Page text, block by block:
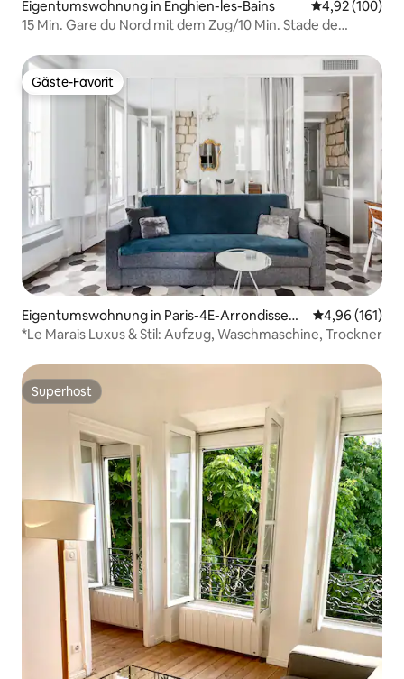
Eigentumswohnung in Enghien-les-Bains
4,92 (100)
15 Min. Gare du Nord mit dem Zug/10 Min. Stade de
Gäste-Favorit
Gäste-Favorit
Eigentumswohnung in Paris-4E-Arrondissem
ent
4,96 (161)
*Le Marais Luxus & Stil: Aufzug, Waschmaschine, Trockner
Superhost
Superhost